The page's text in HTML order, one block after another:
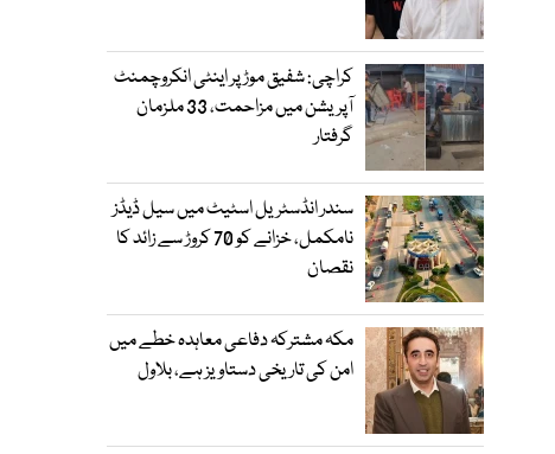
کراچی: شفیق موڑ پر اینٹی انکروچمنٹ
آپریشن میں مزاحمت، 33 ملزمان
گرفتار
سندر انڈسٹریل اسٹیٹ میں سیل ڈیڈز
نامکمل، خزانے کو 70 کروڑ سے زائد کا
نقصان
مکہ مشترکہ دفاعی معاہدہ خطے میں
امن کی تاریخی دستاویز ہے، بلاول